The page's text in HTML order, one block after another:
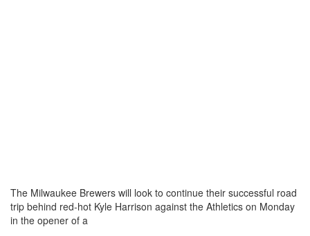
The Milwaukee Brewers will look to continue their successful road
trip behind red-hot Kyle Harrison against the Athletics on Monday
in the opener of a